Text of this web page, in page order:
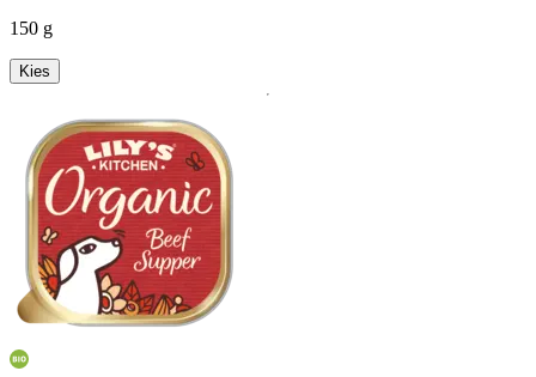
150 g
Kies